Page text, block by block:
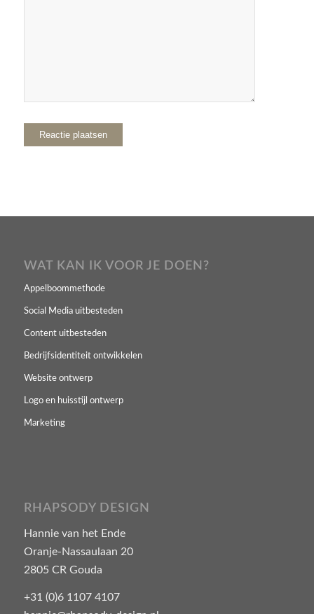
WAT KAN IK VOOR JE DOEN?
Appelboommethode
Social Media uitbesteden
Content uitbesteden
Bedrijfsidentiteit ontwikkelen
Website ontwerp
Logo en huisstijl ontwerp
Marketing
RHAPSODY DESIGN
Hannie van het Ende
Oranje-Nassaulaan 20
2805 CR Gouda
+31 (0)6 1107 4107